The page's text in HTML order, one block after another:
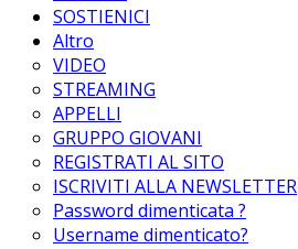
SOSTIENICI
Altro
VIDEO
STREAMING
APPELLI
GRUPPO GIOVANI
REGISTRATI AL SITO
ISCRIVITI ALLA NEWSLETTER
Password dimenticata ?
Username dimenticato?